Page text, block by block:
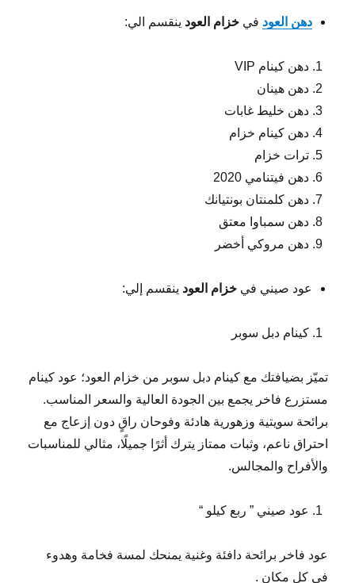
دهن العود فيخزام العود ينقسم الي:
دهن كينام VIP
دهن هينان
دهن خليط غابات
دهن كينام خزام
ترات خزام
دهن فيتنامي 2020
دهن كلمنتان بونتيانك
دهن سمباوا معتق
دهن مروكي أخضر
عود صيني فيخزام العود ينقسم إلي:
كينام دبل سوبر
تميّز بضيافتك مع كينام دبل سوبر من خزام العود؛ عود كينام
مستزرع فاخر يجمع بين الجودة العالية والسعر المناسب.
برائحة سويتية وزهورية هادئة وفوحان راقٍ دون إزعاج مع
احتراق ناعم، وثبات ممتاز يترك أثرًا جميلًا، مثالي للمناسبات
والأفراح والمجالس.
عود صيني ” ربع كيلو “
عود فاخر برائحة دافئة وغنية يمنحك لمسة فخامة وهدوء
في كل مكان .